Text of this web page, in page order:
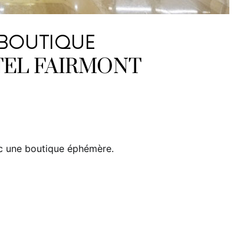
FAIRMONT
une boutique éphémère.